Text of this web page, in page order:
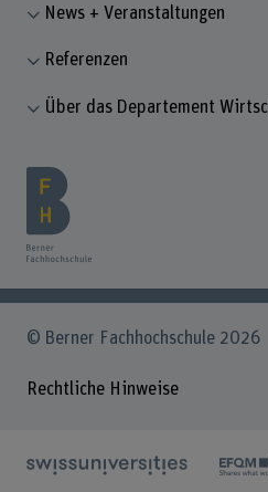
News + Veranstaltungen
Referenzen
Über das Departement
© Berner Fachhochschule 2026
Rechtliche Hinweise